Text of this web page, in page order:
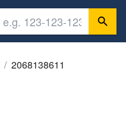
2068138611